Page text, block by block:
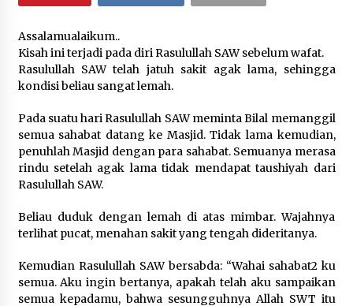
Fitri 1442 H di Suara Yatim
5 tahun ago
5 tahun ago
Santunan Pembagian Sembako kepada Dhuafa
Santunan Lebaran Yatim 10 Muharam 1442
6 tahun ago
Assalamualaikum..
Kisah ini terjadi pada diri Rasulullah SAW sebelum wafat.
Rasulullah SAW telah jatuh sakit agak lama, sehingga
kondisi beliau sangat lemah.
Pada suatu hari Rasulullah SAW meminta Bilal memanggil
semua sahabat datang ke Masjid. Tidak lama kemudian,
penuhlah Masjid dengan para sahabat. Semuanya merasa
rindu setelah agak lama tidak mendapat taushiyah dari
Rasulullah SAW.
Beliau duduk dengan lemah di atas mimbar. Wajahnya
terlihat pucat, menahan sakit yang tengah dideritanya.
Kemudian Rasulullah SAW bersabda: “Wahai sahabat2 ku
semua. Aku ingin bertanya, apakah telah aku sampaikan
semua kepadamu, bahwa sesungguhnya Allah SWT itu